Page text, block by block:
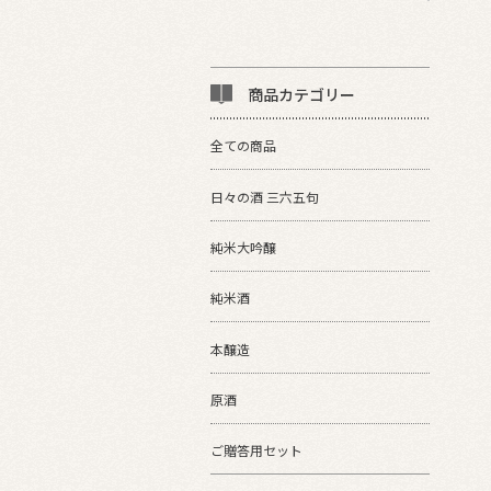
商品カテゴリー
全ての商品
日々の酒 三六五句
純米大吟醸
純米酒
本醸造
原酒
ご贈答用セット